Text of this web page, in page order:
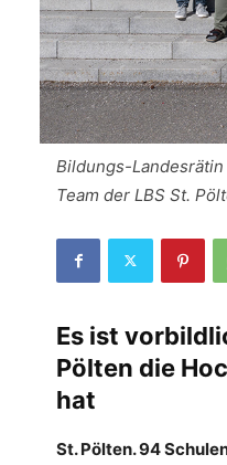
Bildungs-
Team der LBS St.
Es ist
Pölten die
hat
St. Pölten. 94